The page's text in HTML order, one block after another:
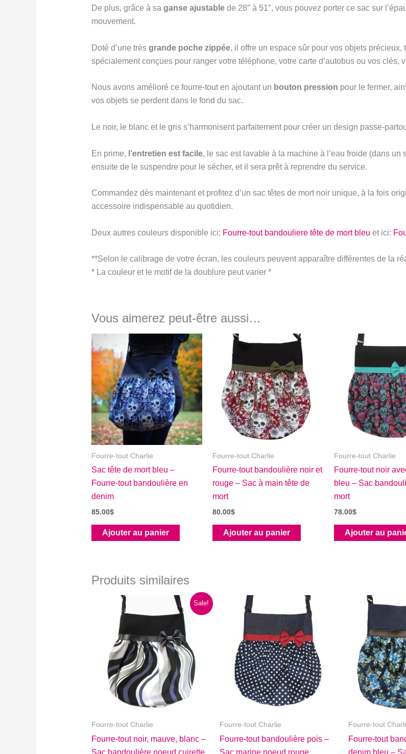
De plus, grâce à sa ganse ajustablede 28″ à 51″, vous pouvez porter ce sac sur
mouvement.
Doté d’une très grande poche zippée, il offre un espace sûr pour vos objets précieux,
spécialement conçues pour ranger votre téléphone, votre carte d’autobus ou vos clés,
Nous avons amélioré ce fourre-tout en ajoutant un bouton pression pour le fermer,
vos objets se perdent dans le fond du sac.
Le noir, le blanc et le gris s’harmonisent parfaitement pour créer un design passe-
En prime, l’entretien est facile, le sac est lavable à la machine à l’eau froide (dans
ensuite de le suspendre pour le sécher, et il sera prêt à reprendre du service.
Commandez dès maintenant et profitez d’un sac têtes de mort noir unique, à la fois
accessoire indispensable au quotidien.
Deux autres couleurs disponible ici: Fourre-tout bandouliere tête de mort bleu et ici:
**Selon le calibrage de votre écran, les couleurs peuvent apparaître différentes de la
* La couleur et le motif de la doublure peut varier *
Vous aimerez peut-être aussi…
Fourre-tout Charlie
Sac tête de mort bleu –
Fourre-tout bandoulière en
denim
85.00$
Ajouter au panier
Fourre-tout Charlie
Fourre-tout bandoulière noir et
rouge – Sac à main tête de
mort
80.00$
Ajouter au panier
Fourre-tout Charlie
Fourre-tout noir
bleu – Sac
mort
78.00$
Ajouter au
Produits similaires
Sale!
Fourre-tout Charlie
Fourre-tout noir, mauve, blanc –
Sac bandoulière noeud cuirette
Fourre-tout Charlie
Fourre-tout bandoulière pois –
Sac marine noeud rouge
Fourre-tout
Fourre-tout
denim bleu –